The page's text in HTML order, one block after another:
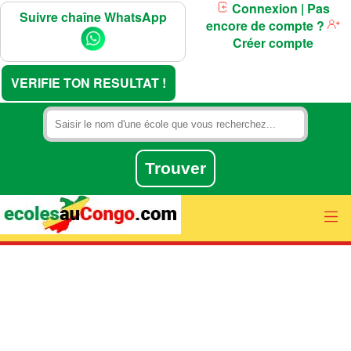
Suivre chaîne WhatsApp
VERIFIE TON RESULTAT !
Connexion | Pas
encore de compte ?
Créer compte